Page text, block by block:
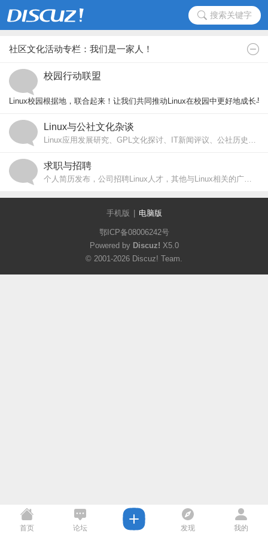
搜索关键字
社区文化活动专栏：我们是一家人！
校园行动联盟
Linux校园根据地，联合起来！让我们共同推动Linux在校园中更好地成长
lcuc.org.cnLinux与公社文化杂谈
Linux应用发展研究、GPL文化探讨、IT新闻评议、公社历史典藏……
求职与招聘
个人简历发布，公司招聘Linux人才，其他与Linux相关的广告。
手机版 电脑版
鄂ICP备08006242号
Powered by Discuz! X5.0
© 2001-2026 Discuz! Team.
首页 论坛 发现 我的